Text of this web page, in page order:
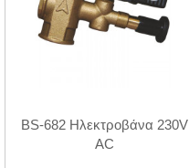
BS-682 Ηλεκτροβάνα 230V
AC